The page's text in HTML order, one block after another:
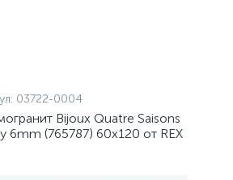
03722-0004
Bijoux Quatre Saisons
6mm (765787) 60x120 от REX